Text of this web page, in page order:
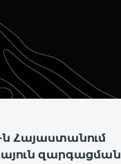
ն Հայաստանում
զարգացման